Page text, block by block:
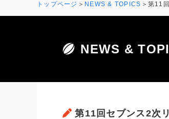
トップページ NEWS & TOPICS 第11
NEWS &
第11回セブンス2次